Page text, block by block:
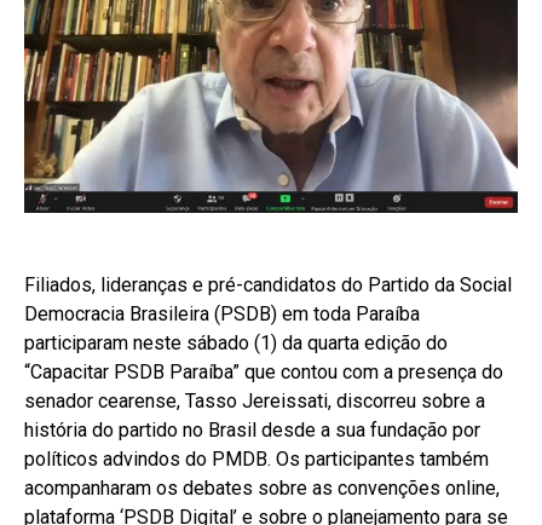
Filiados, lideranças e pré-candidatos do Partido da Social
Democracia Brasileira (PSDB) em toda Paraíba
participaram neste sábado (1) da quarta edição do
“Capacitar PSDB Paraíba” que contou com a presença do
senador cearense, Tasso Jereissati, discorreu sobre a
história do partido no Brasil desde a sua fundação por
políticos advindos do PMDB. Os participantes também
acompanharam os debates sobre as convenções online,
plataforma ‘PSDB Digital’ e sobre o planejamento para se